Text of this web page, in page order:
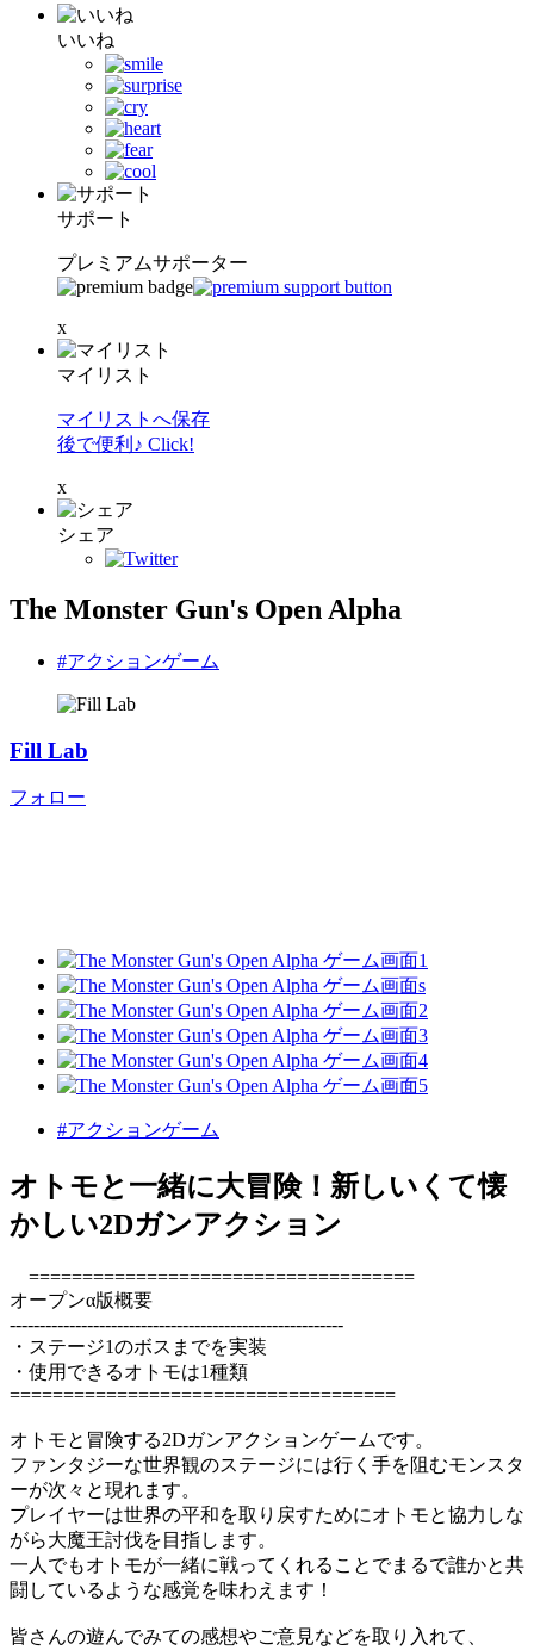
いいね
サポート
プレミアムサポーター
x
マイリスト
マイリストへ保存
後で便利♪ Click!
x
シェア
The Monster Gun's Open Alpha
#アクションゲーム
Fill Lab
フォロー
#アクションゲーム
オトモと一緒に大冒険！新しいくて懐
かしい2Dガンアクション
====================================
オープンα版概要
--------------------------------------------------------
・ステージ1のボスまでを実装
・使用できるオトモは1種類
====================================
オトモと冒険する2Dガンアクションゲームです。
ファンタジーな世界観のステージには行く手を阻むモンスタ
ーが次々と現れます。
プレイヤーは世界の平和を取り戻すためにオトモと協力しな
がら大魔王討伐を目指します。
一人でもオトモが一緒に戦ってくれることでまるで誰かと共
闘しているような感覚を味わえます！
皆さんの遊んでみての感想やご意見などを取り入れて、